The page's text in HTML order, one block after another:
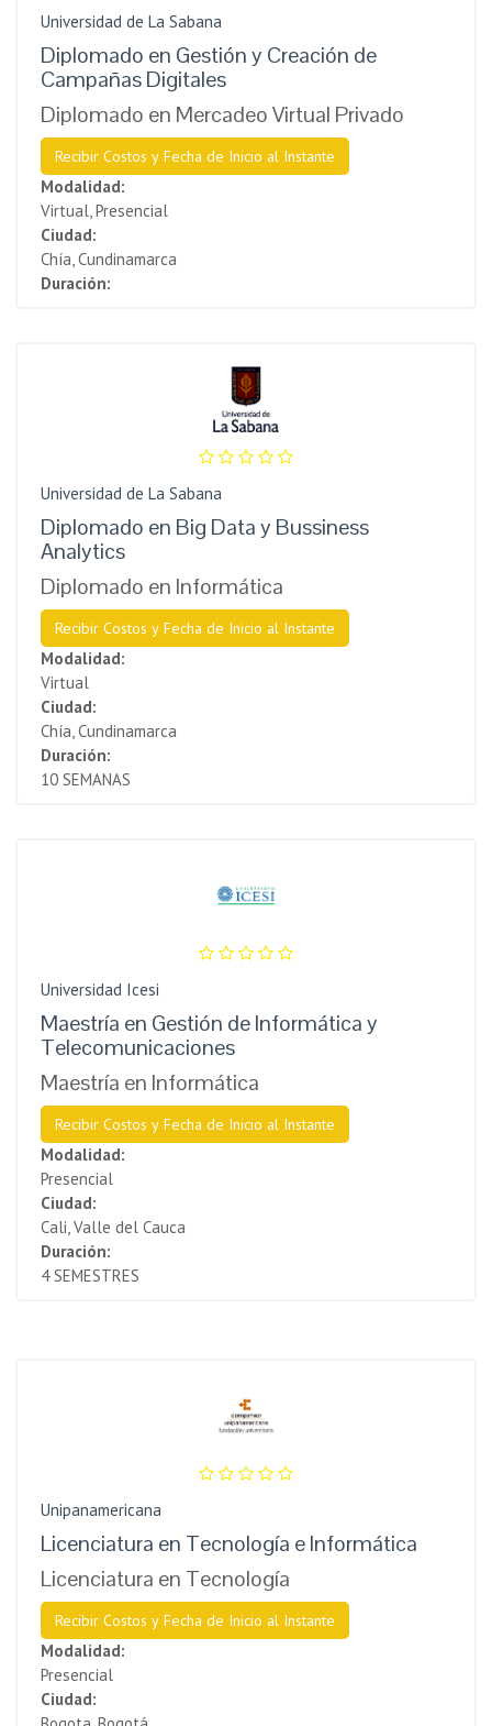
Universidad de La Sabana
Diplomado en Gestión y Creación de
Campañas Digitales
Diplomado en Mercadeo Virtual Privado
Recibir Costos y Fecha de Inicio al Instante
Modalidad:
Virtual, Presencial
Ciudad:
Chía, Cundinamarca
Duración:
Universidad de La Sabana
Diplomado en Big Data y Bussiness
Analytics
Diplomado en Informática
Recibir Costos y Fecha de Inicio al Instante
Modalidad:
Virtual
Ciudad:
Chía, Cundinamarca
Duración:
10 SEMANAS
Universidad Icesi
Maestría en Gestión de Informática y
Telecomunicaciones
Maestría en Informática
Recibir Costos y Fecha de Inicio al Instante
Modalidad:
Presencial
Ciudad:
Cali, Valle del Cauca
Duración:
4 SEMESTRES
Unipanamericana
Licenciatura en Tecnología e Informática
Licenciatura en Tecnología
Recibir Costos y Fecha de Inicio al Instante
Modalidad:
Presencial
Ciudad: